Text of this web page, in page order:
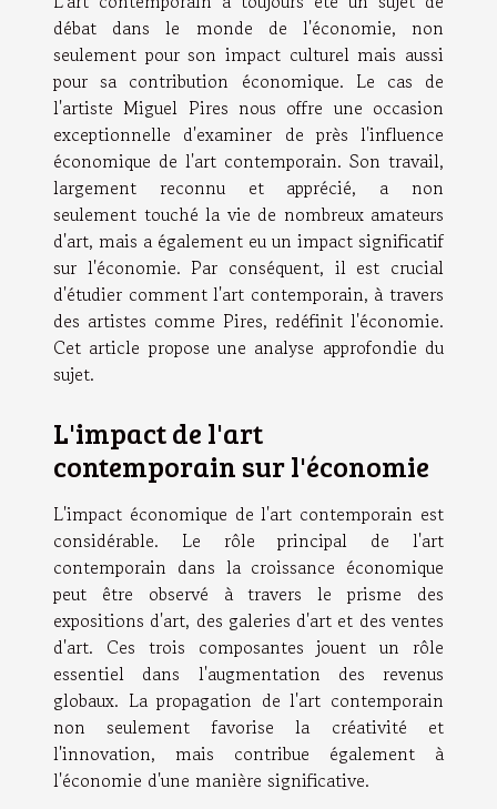
débat dans le monde de l'économie, non
seulement pour son impact culturel mais aussi
pour sa contribution économique. Le cas de
l'artiste Miguel Pires nous offre une occasion
exceptionnelle d'examiner de près l'influence
économique de l'art contemporain. Son travail,
largement reconnu et apprécié, a non
seulement touché la vie de nombreux amateurs
d'art, mais a également eu un impact significatif
sur l'économie. Par conséquent, il est crucial
d'étudier comment l'art contemporain, à travers
des artistes comme Pires, redéfinit l'économie.
Cet article propose une analyse approfondie du
sujet.
L'impact de l'art
contemporain sur l'économie
L'impact économique de l'art contemporain est
considérable. Le rôle principal de l'art
contemporain dans la croissance économique
peut être observé à travers le prisme des
expositions d'art, des galeries d'art et des ventes
d'art. Ces trois composantes jouent un rôle
essentiel dans l'augmentation des revenus
globaux. La propagation de l'art contemporain
non seulement favorise la créativité et
l'innovation, mais contribue également à
l'économie d'une manière significative.